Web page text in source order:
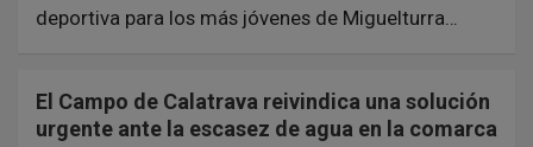
deportiva para los más jóvenes de Miguelturra…
El Campo de Calatrava reivindica una solución
urgente ante la escasez de agua en la comarca